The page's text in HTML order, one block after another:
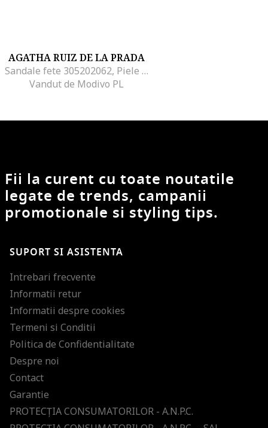
AGATHA RUIZ DE LA PRADA
Sandale fete 305202062, Piele ecologica, Alb, Alb
Vandut de Modivo PL
Fii la curent cu toate noutatile
legate de trends, campanii
promotionale si styling tips.
SUPORT SI ASISTENTA
Intrebari frecvente
Informatii retur
Informatii despre cookies
Termeni si Conditii
Politica de Confidentialitate
Despre noi
Contact
Garantie
PROTECŢIA CONSUMATORILOR - A.N.P.C.